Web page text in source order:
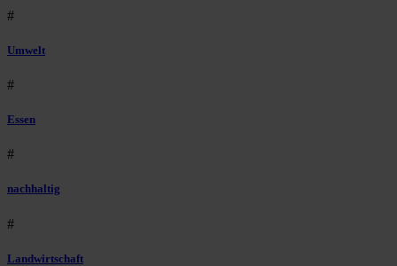
#
Umwelt
#
Essen
#
nachhaltig
#
Landwirtschaft